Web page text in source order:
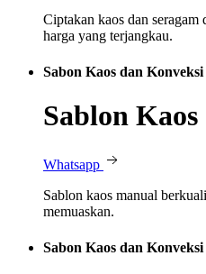
Ciptakan kaos dan seragam
harga yang terjangkau.
Sabon Kaos dan
Sablon Kaos
Whatsapp
Sablon kaos manual
memuaskan.
Sabon Kaos dan